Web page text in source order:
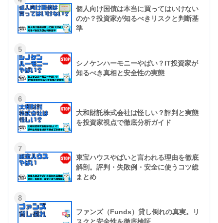
個人向け国債は本当に買ってはいけない
のか？投資家が知るべきリスクと判断基
準
5
シノケンハーモニーやばい？IT投資家が
知るべき真相と安全性の実態
6
大和財託株式会社は怪しい？評判と実態
を投資家視点で徹底分析ガイド
7
東宝ハウスやばいと言われる理由を徹底
解剖。評判・失敗例・安全に使うコツ総
まとめ
8
ファンズ（Funds）貸し倒れの真実。リ
スクと安全性を徹底検証